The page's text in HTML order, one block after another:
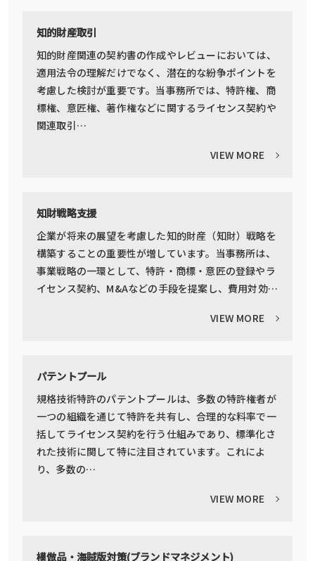
知的財産取引
知的財産関連の契約書の作成やレビューにおいては、
適用法令の理解だけでなく、潜在的な紛争ポイントを
考慮した検討が重要です。当事務所では、特許権、商
標権、意匠権、著作権などに関するライセンス契約や
関連取引…
VIEW MORE
知財戦略支援
企業が将来の展望を考慮した知的財産（知財）戦略を
構築することの重要性が増しています。当事務所は、
事業戦略の一環として、特許・商標・意匠の登録やラ
イセンス契約、M&Aなどの手段を提案し、費用対効…
VIEW MORE
パテントプール
規格技術特許のパテントプールは、多数の特許権者が
一つの組織を通じて特許を共有し、合理的な料率で一
括してライセンス契約を行う仕組みであり、標準化さ
れた技術に関して特に注目されています。これによ
り、多数の…
VIEW MORE
模倣品・海賊版対策(ブランドマネジメント)